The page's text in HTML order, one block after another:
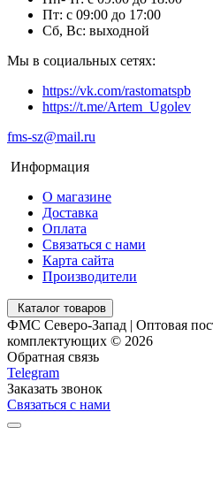
Пт: с 09:00 до 17:00
Сб, Вс: выходной
Мы в социальных сетях:
https://vk.com/rastomatspb
https://t.me/Artem_Ugolev
fms-sz@mail.ru
Информация
О магазине
Доставка
Оплата
Связаться с нами
Карта сайта
Производители
Каталог товаров
ФМС Северо-Запад | Оптовая
комплектующих © 2026
Обратная связь
Telegram
Заказать звонок
Связаться с нами